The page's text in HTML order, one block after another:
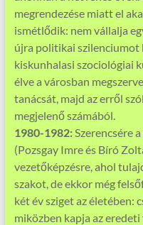
megrendezése miatt el
ismétlődik: nem vállalja
újra politikai szilenciumot
kiskunhalasi szociológiai
élve a városban
tanácsát, majd az erről
megjelenő számából.
1980-1982:Szerencsére
(Pozsgay Imre és Bíró
vezetőképzésre, ahol
szakot, de ekkor még
két év sziget az életében:
miközben kapja az